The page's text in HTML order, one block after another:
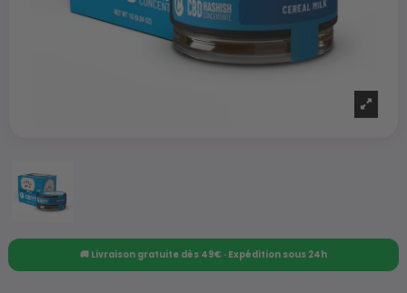
🚚 Livraison gratuite dès 49€ · Expédition sous 24h